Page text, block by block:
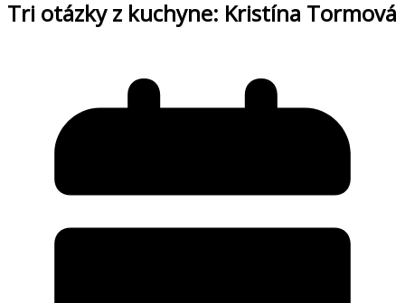
Tri otázky z kuchyne: Kristína Tormová